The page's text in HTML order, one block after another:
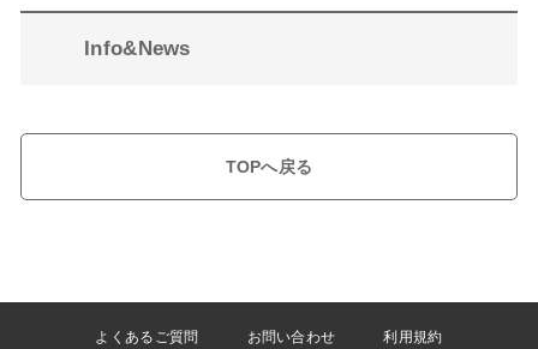
Info&News
TOPへ戻る
よくあるご質問 お問い合わせ 利用規約